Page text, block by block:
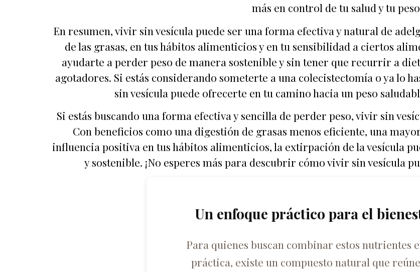
más en control de tu salud y tu
En resumen, vivir sin vesícula puede ser una forma efectiva y natural de
de las grasas, en tus hábitos alimenticios y en tu sensibilidad a ciertos
ayudarte a perder peso de manera sostenible y sin tener que recurrir a
agotadores. Si estás considerando someterte a una colecistectomía o ya lo
sin vesícula puede ofrecerte en tu camino hacia un peso
Si estás buscando una forma efectiva y sencilla de perder peso, vivir sin
Con beneficios como una digestión de grasas menos eficiente, una
influencia positiva en tus hábitos alimenticios, la extirpación de la vesícula
y sostenible. ¡No esperes más para descubrir cómo vivir sin vesícula
Un enfoque práctico para el
Para quienes buscan combinar estos nutrientes
práctica, existe un compuesto natural que